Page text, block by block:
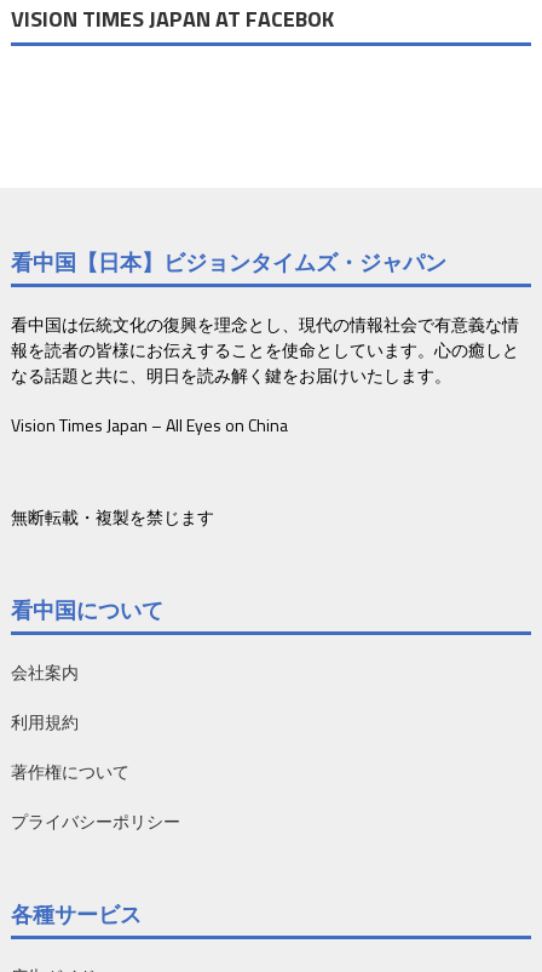
VISION TIMES JAPAN AT FACEBOK
看中国【日本】ビジョンタイムズ・ジャパン
看中国は伝統文化の復興を理念とし、現代の情報社会で有意義な情
報を読者の皆様にお伝えすることを使命としています。心の癒しと
なる話題と共に、明日を読み解く鍵をお届けいたします。
Vision Times Japan – All Eyes on China
無断転載・複製を禁じます
看中国について
会社案内
利用規約
著作権について
プライバシーポリシー
各種サービス